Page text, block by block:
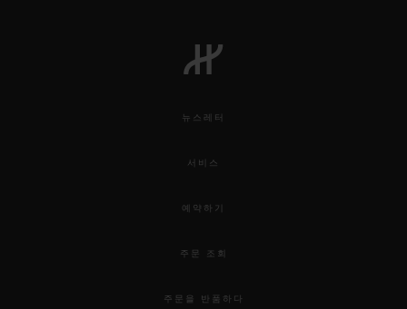
뉴스레터
서비스
예약하기
주문 조회
주문을 반품하다